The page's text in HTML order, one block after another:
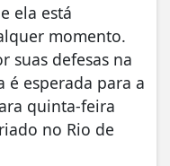
ela está
momento.
suas defesas na
é esperada para a
quinta-feira
no Rio de